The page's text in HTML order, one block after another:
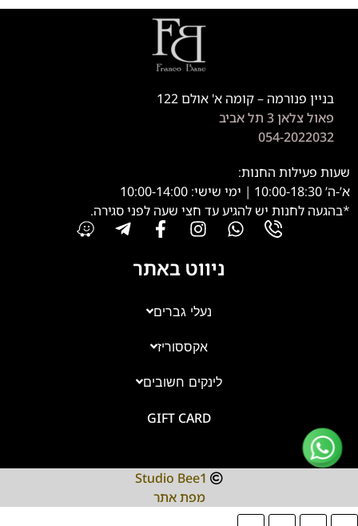
בניין פנורמה – קומה א' אולם 122
פאול צלאן 3 תל אביב
054-2022032
שעות פעילות החנות:
א’-ה’ 10:00-18:30 | ימי שישי: 10:00-14:00
*בהגעה לחנות יש להגיע עד חצי שעה לפני סגירה.
ניווט באתר
נעלי גברים
אקססוריז
לינקים חשובים
GIFT CARD
Studio Bee1
מפת אתר